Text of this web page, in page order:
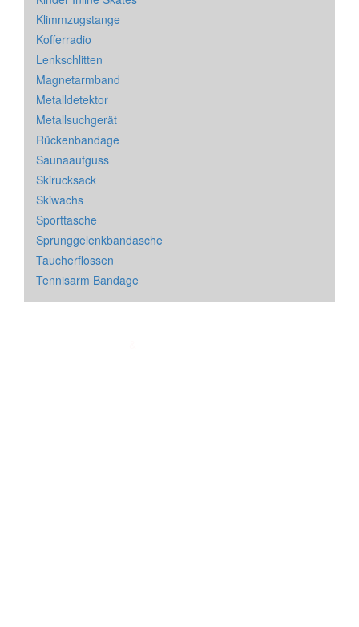
Klimmzugstange
Kofferradio
Lenkschlitten
Magnetarmband
Metalldetektor
Metallsuchgerät
Rückenbandage
Saunaaufguss
Skirucksack
Skiwachs
Sporttasche
Sprunggelenkbandasche
Taucherflossen
Tennisarm Bandage